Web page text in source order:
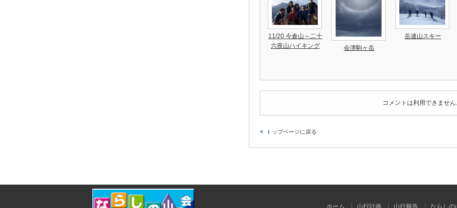
11/20 今倉山～二十
六夜山ハイキング
会津駒ヶ岳
岳連山スキー
コメントは利用できませ
トップページに戻る
ホーム 山行計画 山行報告 ならしの